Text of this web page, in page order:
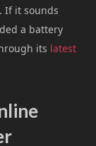
If it sounds
a battery
its latest